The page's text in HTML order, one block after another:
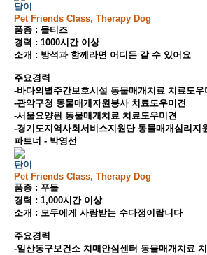
달이
Pet Friends Class, Therapy Dog
품종 : 몰티즈
경력 : 1000시간 이상
소개 : 방석과 함께라면 어디든 갈 수 있어요
주요경력
-바다의별주간보호시설 동물매개치료 치료도우
-관악구청 동물매개자원봉사 치료도우미견
-서울요양원 동물매개치료 치료도우미견
-경기도지역사회서비스지원단 동물매개심리지
파트너 - 박영선
탄이
Pet Friends Class, Therapy Dog
품종 : 푸들
경력 : 1,000시간 이상
소개 : 모두에게 사랑받는 수다쟁이랍니다
주요경력
-일산동구보건소 치매안심센터 동물매개치료